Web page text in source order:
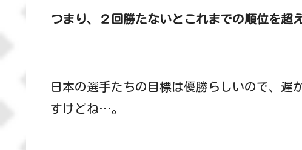
つまり、２回勝たないとこれまでの順位を超
日本の選手たちの目標は優勝らしいので、遅
すけどね…。